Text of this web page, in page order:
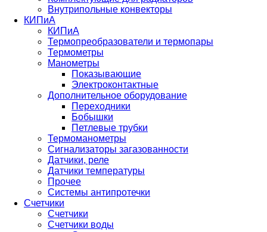
Внутрипольные конвекторы
КИПиА
КИПиА
Термопреобразователи и термопары
Термометры
Манометры
Показывающие
Электроконтактные
Дополнительное оборудование
Переходники
Бобышки
Петлевые трубки
Термоманометры
Сигнализаторы загазованности
Датчики, реле
Датчики температуры
Прочее
Системы антипротечки
Счетчики
Счетчики
Счетчики воды